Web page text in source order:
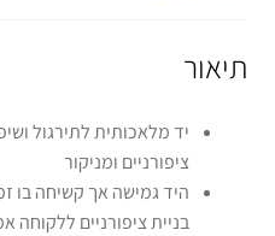
תיאור
יד מלאכותית לתירגול
ציפורניים ומניקור
היד גמישה אך קשיחה בו
בניית ציפורניים ללקוחה